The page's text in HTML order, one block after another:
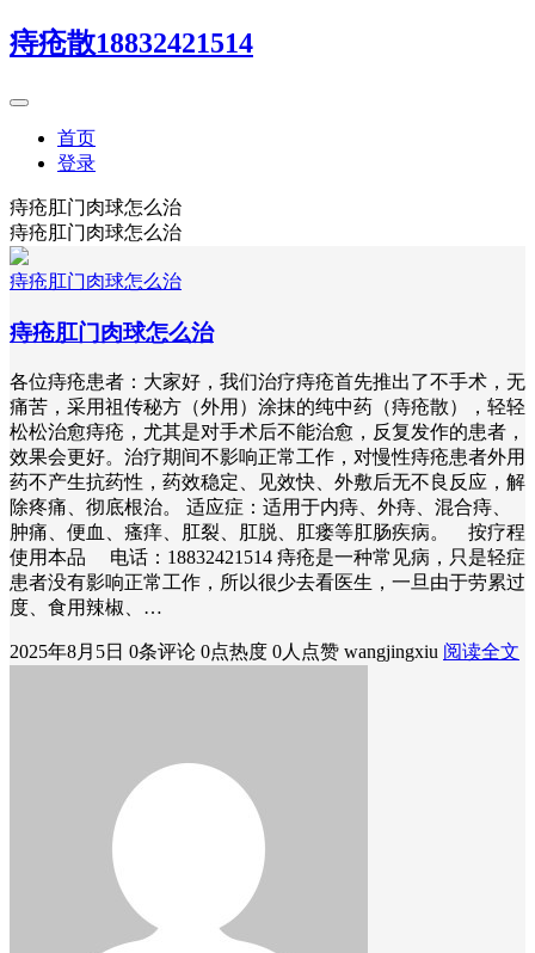
痔疮散18832421514
首页
登录
痔疮肛门肉球怎么治
痔疮肛门肉球怎么治
痔疮肛门肉球怎么治
痔疮肛门肉球怎么治
各位痔疮患者：大家好，我们治疗痔疮首先推出了不手术，无
痛苦，采用祖传秘方（外用）涂抹的纯中药（痔疮散），轻轻
松松治愈痔疮，尤其是对手术后不能治愈，反复发作的患者，
效果会更好。治疗期间不影响正常工作，对慢性痔疮患者外用
药不产生抗药性，药效稳定、见效快、外敷后无不良反应，解
除疼痛、彻底根治。 适应症：适用于内痔、外痔、混合痔、
肿痛、便血、瘙痒、肛裂、肛脱、肛瘘等肛肠疾病。 按疗程
使用本品 电话：18832421514 痔疮是一种常见病，只是轻症
患者没有影响正常工作，所以很少去看医生，一旦由于劳累过
度、食用辣椒、…
2025年8月5日 0条评论 0点热度 0人点赞 wangjingxiu 阅读全文